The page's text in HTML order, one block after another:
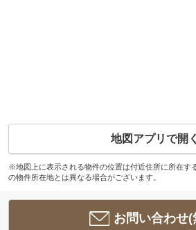
地図アプリで開く
※地図上に表示される物件の位置は付近住所に所在す
の物件所在地とは異なる場合がございます。
お問い合わせ(